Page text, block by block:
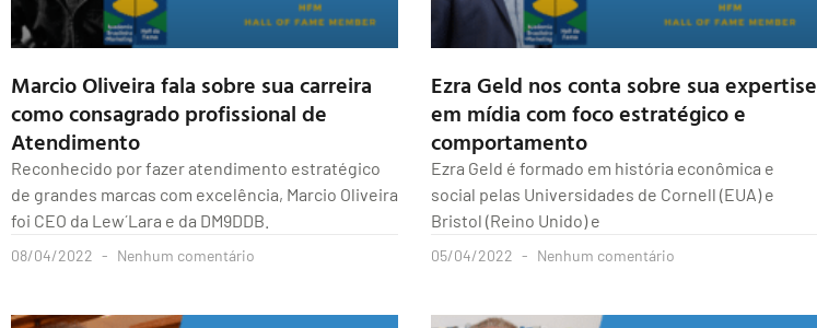
Marcio Oliveira fala sobre sua carreira
como consagrado profissional de
Atendimento
Reconhecido por fazer atendimento estratégico
de grandes marcas com excelência, Marcio Oliveira
foi CEO da Lew´Lara e da DM9DDB.
08/04/2022 Nenhum comentário
Ezra Geld nos conta sobre sua expertise
em mídia com foco estratégico e
comportamento
Ezra Geld é formado em história econômica e
social pelas Universidades de Cornell (EUA) e
Bristol (Reino Unido) e
05/04/2022 Nenhum comentário